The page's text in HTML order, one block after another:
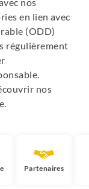
en lien avec
(ODD)
régulièrement
nos
Partenaires